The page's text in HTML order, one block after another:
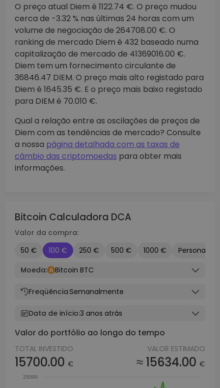
O preço atual Diem é 1122.74 €. O preço mudou
cerca de -3.32 % nas últimas 24 horas com um
volume de negociação de 264708.00 €. O
ranking de mercado Diem é 432 baseado numa
capitalização de mercado de 41369016.00 €.
Diem tem um fornecimento circulante de
36846.47 DIEM. O preço mais alto registado para
Diem é 1645.35 €. E o preço mais baixo registado
para DIEM é 70.010 €.
Qual a relação entre as oscilações de preços de
Diem com as tendências de mercado? Consulte
a nossa página detalhada com as taxas de
câmbio das criptomoedas para obter mais
informações.
Bitcoin Calculadora DCA
Valor da compra:
50 €
100 € 250 € 500 € 1000 €
Moeda:
Bitcoin BTC
Freqüência:Semanalmente
Data de início:3 anos atrás
Valor do portfólio ao longo do tempo
TOTAL INVESTIDO
15700.00 €
VALOR ESTIMADO
≈ 15634.00 €
25000